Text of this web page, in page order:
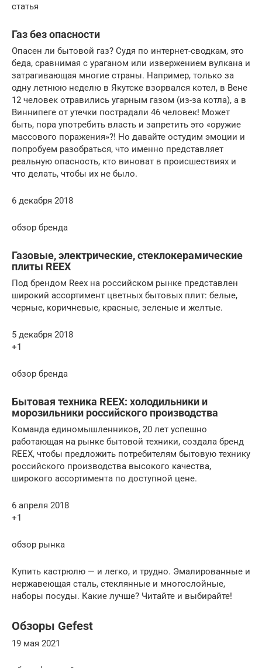
статья
Газ без опасности
Опасен ли бытовой газ? Судя по интернет-сводкам, это
беда, сравнимая с ураганом или извержением вулкана и
затрагивающая многие страны. Например, только за
одну летнюю неделю в Якутске взорвался котел, в Вене
12 человек отравились угарным газом (из-за котла), а в
Виннипеге от утечки пострадали 46 человек! Может
быть, пора употребить власть и запретить это «оружие
массового поражения»?! Но давайте остудим эмоции и
попробуем разобраться, что именно представляет
реальную опасность, кто виноват в происшествиях и
что делать, чтобы их не было.
6 декабря 2018
обзор бренда
Газовые, электрические, стеклокерамические
плиты REEX
Под брендом Reex на российском рынке представлен
широкий ассортимент цветных бытовых плит: белые,
черные, коричневые, красные, зеленые и желтые.
5 декабря 2018
+1
обзор бренда
Бытовая техника REEX: холодильники и
морозильники российского производства
Команда единомышленников, 20 лет успешно
работающая на рынке бытовой техники, создала бренд
REEX, чтобы предложить потребителям бытовую технику
российского производства высокого качества,
широкого ассортимента по доступной цене.
6 апреля 2018
+1
обзор рынка
Купить кастрюлю — и легко, и трудно. Эмалированные и
нержавеющая сталь, стеклянные и многослойные,
наборы посуды. Какие лучше? Читайте и выбирайте!
Обзоры Gefest
19 мая 2021